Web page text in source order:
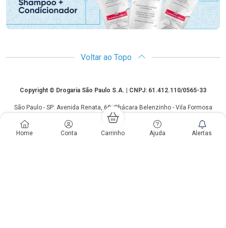
Home Conta Carrinho Ajuda Alertas
Voltar ao Topo
CopyrightCopyright © Drogaria São Paulo S.A. | CNPJ: 61.412.110/0565-33
São Paulo - SP: Avenida Renata, 60, Chácara Belenzinho - Vila Formosa
Gislaine Lima Meo CRF 40.354 | 24 horas| Autorização de funcionamento:
Processo: 2531.559767/2014-90 Autorização/MS: 7.31847.3 | As
informações contidas neste site, como promoções e ofertas de remédios e